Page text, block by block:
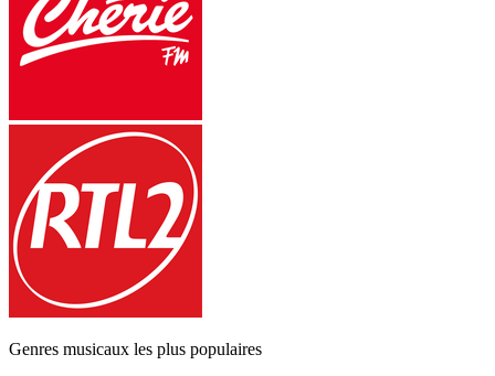
Genres musicaux les plus populaires